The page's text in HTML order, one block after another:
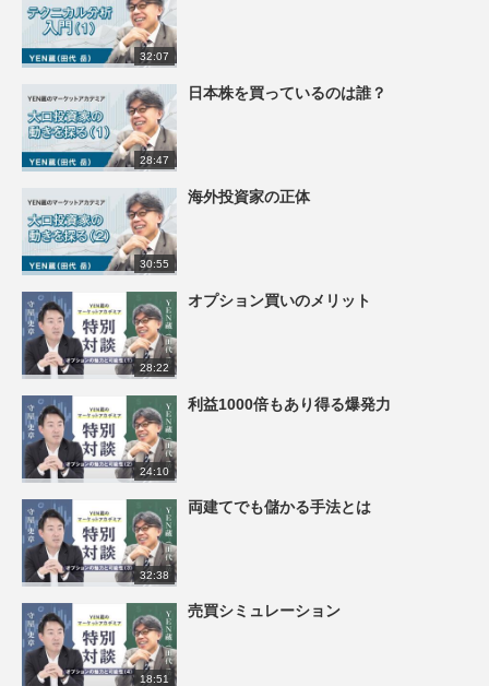
32:07
28:47
日本株を買っているのは誰？
30:55
海外投資家の正体
28:22
オプション買いのメリット
24:10
利益1000倍もあり得る爆発力
32:38
両建てでも儲かる手法とは
18:51
売買シミュレーション